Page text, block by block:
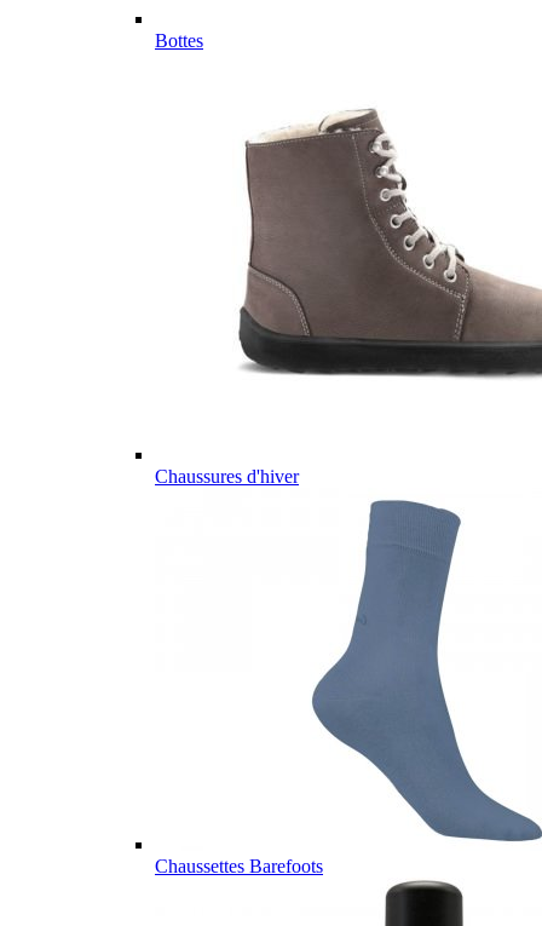
Bottes
Chaussures d'hiver
Chaussettes Barefoots